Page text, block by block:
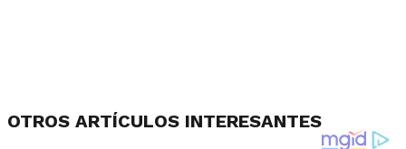
OTROS ARTÍCULOS INTERESANTES